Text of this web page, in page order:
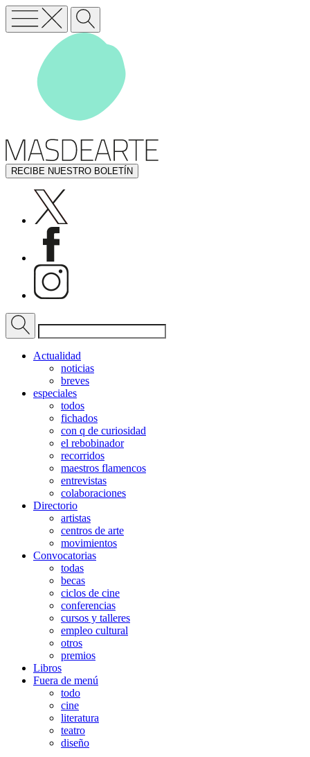
RECIBE NUESTRO BOLETÍN
Actualidad
noticias
breves
especiales
todos
fichados
con q de curiosidad
el rebobinador
recorridos
maestros flamencos
entrevistas
colaboraciones
Directorio
artistas
centros de arte
movimientos
Convocatorias
todas
becas
ciclos de cine
conferencias
cursos y talleres
empleo cultural
otros
premios
Libros
Fuera de menú
todo
cine
literatura
teatro
diseño